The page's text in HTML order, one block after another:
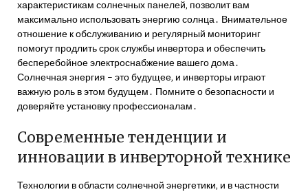
характеристикам солнечных панелей‚ позволит вам
максимально использовать энергию солнца․ Внимательное
отношение к обслуживанию и регулярный мониторинг
помогут продлить срок службы инвертора и обеспечить
бесперебойное электроснабжение вашего дома․
Солнечная энергия – это будущее‚ и инверторы играют
важную роль в этом будущем․ Помните о безопасности и
доверяйте установку профессионалам․
Современные тенденции и
инновации в инверторной технике
Технологии в области солнечной энергетики‚ и в частности